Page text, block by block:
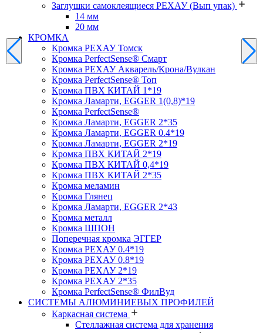
Заглушки самоклеящиеся РЕХАУ (Вып упак)
14 мм
20 мм
КРОМКА
Кромка PЕХАУ Томск
Кромка PerfectSense® Смарт
Кромка PЕХАУ Акварель/Крона/Вулкан
Кромка PerfectSense® Топ
Кромка ПВХ КИТАЙ 1*19
Кромка Ламарти, EGGER 1(0,8)*19
Кромка PerfectSense®
Кромка Ламарти, EGGER 2*35
Кромка Ламарти, EGGER 0.4*19
Кромка Ламарти, EGGER 2*19
Кромка ПВХ КИТАЙ 2*19
Кромка ПВХ КИТАЙ 0,4*19
Кромка ПВХ КИТАЙ 2*35
Кромка меламин
Кромка Глянец
Кромка Ламарти, EGGER 2*43
Кромка металл
Кромка ШПОН
Поперечная кромка ЭГГЕР
Кромка PЕХАУ 0.4*19
Кромка PЕХАУ 0.8*19
Кромка PЕХАУ 2*19
Кромка PЕХАУ 2*35
Кромка PerfectSense® ФилВуд
СИСТЕМЫ АЛЮМИНИЕВЫХ ПРОФИЛЕЙ
Каркасная система
Стеллажная система для хранения